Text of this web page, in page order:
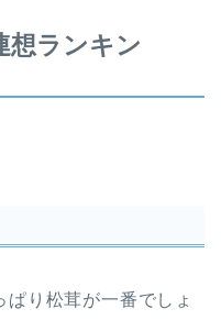
想ランキン
り松茸が一番でしょ